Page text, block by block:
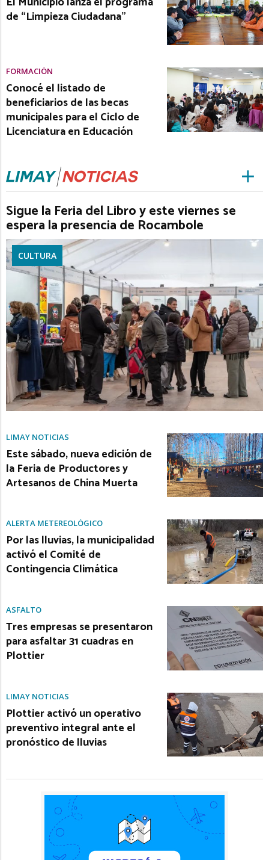
de “Limpieza Ciudadana”
FORMACIÓN
Conocé el listado de
beneficiarios de las becas
municipales para el Ciclo de
Licenciatura en Educación
Sigue la Feria del Libro y este viernes se
espera la presencia de Rocambole
CULTURA
LIMAY NOTICIAS
Este sábado, nueva edición de
la Feria de Productores y
Artesanos de China Muerta
ALERTA METEREOLÓGICO
Por las lluvias, la municipalidad
activó el Comité de
Contingencia Climática
ASFALTO
Tres empresas se presentaron
para asfaltar 31 cuadras en
Plottier
LIMAY NOTICIAS
Plottier activó un operativo
preventivo integral ante el
pronóstico de lluvias